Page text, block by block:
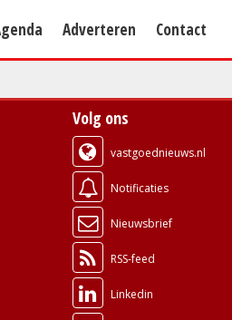
Adverteren Contact
Volg ons
vastgoednieuws.nl
Notificaties
Nieuwsbrief
RSS-feed
Linkedin